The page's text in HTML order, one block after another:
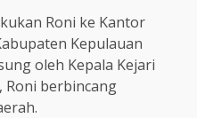
Roni ke Kantor
Kepulauan
oleh Kepala Kejari
Roni berbincang